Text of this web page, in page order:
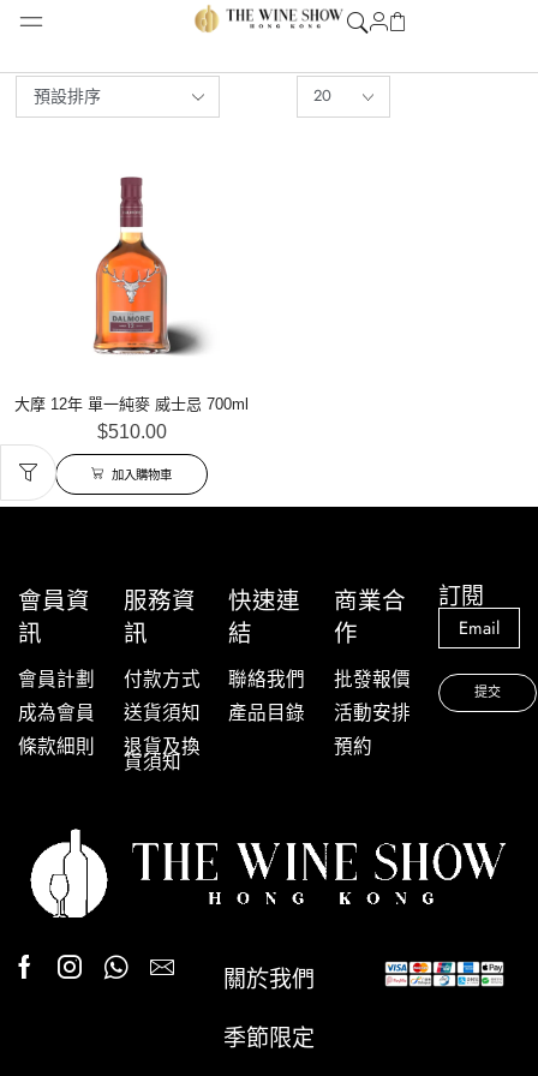
大摩 12年 單一純麥 威士忌 700ml
$510.00
加入購物車
會員資
訊
會員計劃
成為會員
條款細則
服務資
訊
付款方式
送貨須知
退貨及換
貨須知
快速連
結
聯絡我們
產品目錄
商業合
作
批發報價
活動安排
預約
訂閱
關於我們
季節限定